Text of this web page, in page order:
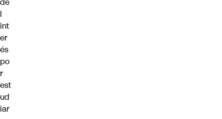
l
int
er
és
po
r
est
ud
iar